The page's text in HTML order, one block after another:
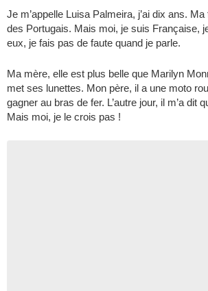
Je m’appelle Luisa Palmeira, j’ai dix ans. Ma
des Portugais. Mais moi, je suis Française,
eux, je fais pas de faute quand je parle.
Ma mère, elle est plus belle que Marilyn
met ses lunettes. Mon père, il a une moto
gagner au bras de fer. L’autre jour, il m’a dit
Mais moi, je le crois pas !